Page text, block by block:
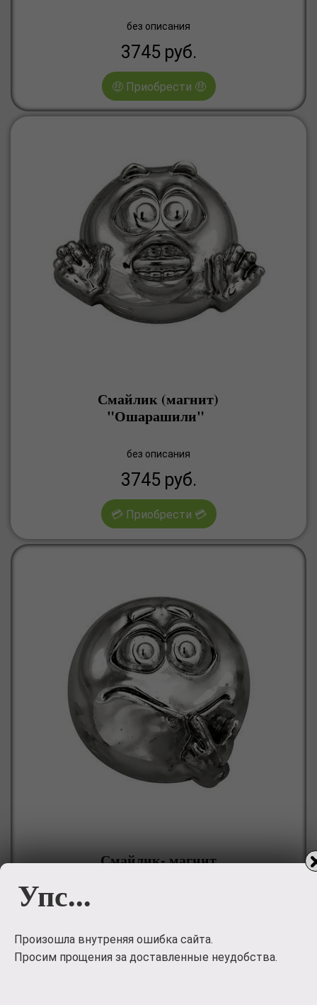
без описания
3745 руб.
🤑 Приобрести 🤑
Смайлик (магнит)
"Ошарашили"
без описания
3745 руб.
💳 Приобрести 💳
Смайлик- магнит
3745руб.
Упс...
Произошла внутреняя ошибка сайта.
Просим прощения за доставленные неудобства.